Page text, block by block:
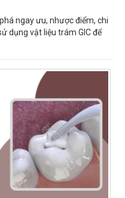
ngay ưu, nhược điểm, chi
dụng vật liệu trám GIC để